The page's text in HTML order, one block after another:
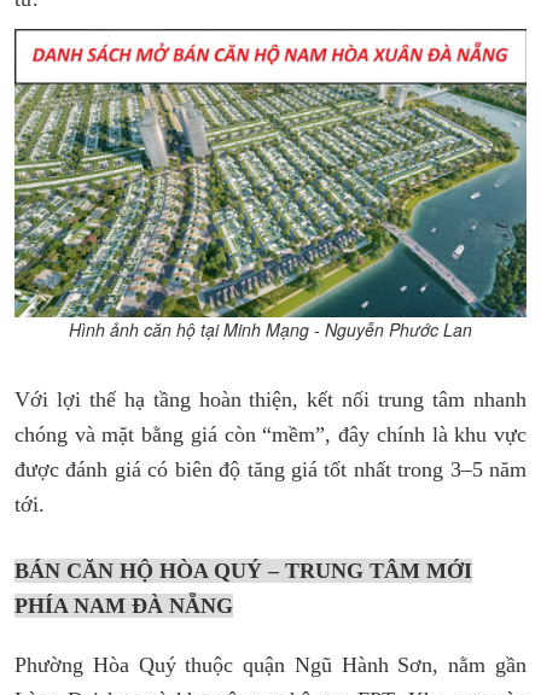
Hình ảnh căn hộ tại Minh Mạng - Nguyễn Phước Lan
Với lợi thế hạ tầng hoàn thiện, kết nối trung tâm nhanh
chóng và mặt bằng giá còn “mềm”, đây chính là khu vực
được đánh giá có biên độ tăng giá tốt nhất trong 3–5 năm
tới.
BÁN CĂN HỘ HÒA QUÝ – TRUNG TÂM MỚI
PHÍA NAM ĐÀ NẴNG
Phường Hòa Quý thuộc quận Ngũ Hành Sơn, nằm gần